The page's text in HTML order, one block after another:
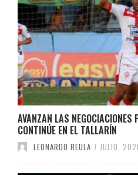
AVANZAN LAS NEGOCIACIONES
CONTINÚE EN EL TALLARÍN
LEONARDO REULA 7 JULIO,